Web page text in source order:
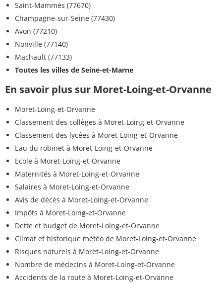
Saint-Mammès (77670)
Champagne-sur-Seine (77430)
Avon (77210)
Nonville (77140)
Machault (77133)
Toutes les villes de Seine-et-Marne
En savoir plus sur Moret-Loing-et-Orvanne
Moret-Loing-et-Orvanne
Classement des collèges à Moret-Loing-et-Orvanne
Classement des lycées à Moret-Loing-et-Orvanne
Eau du robinet à Moret-Loing-et-Orvanne
Ecole à Moret-Loing-et-Orvanne
Maternités à Moret-Loing-et-Orvanne
Salaires à Moret-Loing-et-Orvanne
Avis de décès à Moret-Loing-et-Orvanne
Impôts à Moret-Loing-et-Orvanne
Dette et budget de Moret-Loing-et-Orvanne
Climat et historique météo de Moret-Loing-et-Orvanne
Risques naturels à Moret-Loing-et-Orvanne
Nombre de médecins à Moret-Loing-et-Orvanne
Accidents de la route à Moret-Loing-et-Orvanne